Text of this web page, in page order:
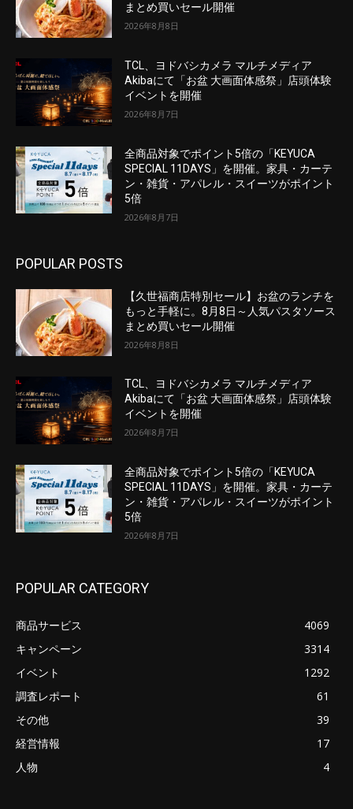
まとめ買いセール開催
2026年8月8日
TCL、ヨドバシカメラ マルチメディア
Akibaにて「お盆 大画面体感祭」店頭体験
イベントを開催
2026年8月7日
全商品対象でポイント5倍の「KEYUCA
SPECIAL 11DAYS」を開催。家具・カーテ
ン・雑貨・アパレル・スイーツがポイント
5倍
2026年8月7日
POPULAR POSTS
【久世福商店特別セール】お盆のランチを
もっと手軽に。8月8日～人気パスタソース
まとめ買いセール開催
2026年8月8日
TCL、ヨドバシカメラ マルチメディア
Akibaにて「お盆 大画面体感祭」店頭体験
イベントを開催
2026年8月7日
全商品対象でポイント5倍の「KEYUCA
SPECIAL 11DAYS」を開催。家具・カーテ
ン・雑貨・アパレル・スイーツがポイント
5倍
2026年8月7日
POPULAR CATEGORY
商品サービス
4069
キャンペーン
3314
イベント
1292
調査レポート
61
その他
39
経営情報
17
人物
4